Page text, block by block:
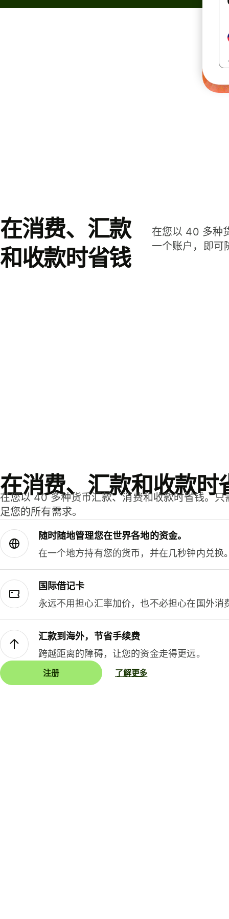
在消费、汇款
和收款时省钱
在您以 40 多种
一个账户，即可
在消费、汇款和收款时
在您以 40 多种货币汇款、消费和收款时省钱。
足您的所有需求。
随时随地管理您在世界各地的资金。
在一个地方持有您的货币，并在几秒钟内兑换
国际借记卡
永远不用担心汇率加价，也不必担心在国外消
汇款到海外，节省手续费
跨越距离的障碍，让您的资金走得更远。
注册 了解更多